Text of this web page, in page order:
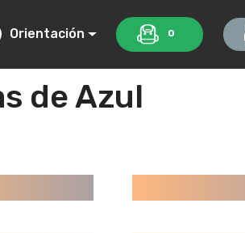
Orientación 0
de Azul